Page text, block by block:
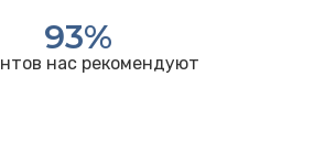
93%
нас рекомендуют